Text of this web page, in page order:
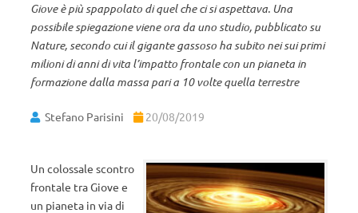
Giove è più spappolato di quel che ci si aspettava. Una
possibile spiegazione viene ora da uno studio, pubblicato su
Nature, secondo cui il gigante gassoso ha subito nei sui primi
milioni di anni di vita l’impatto frontale con un pianeta in
formazione dalla massa pari a 10 volte quella terrestre
Stefano Parisini 20/08/2019
Un colossale scontro
frontale tra Giove e
un pianeta in via di